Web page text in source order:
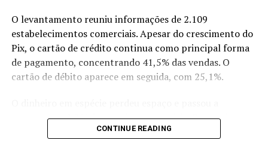
X Facebook WhatsApp
LinkedIn Telegram
O levantamento reuniu informações de 2.109
estabelecimentos comerciais. Apesar do crescimento do
Pix, o cartão de crédito continua como principal forma
de pagamento, concentrando 41,5% das vendas. O
cartão de débito aparece em seguida, com 25,1%.
representar 8,3% das vendas presenciais. Os vouchers
respondem por 4,6%, enquanto os cheques, que durante
CONTINUE READING